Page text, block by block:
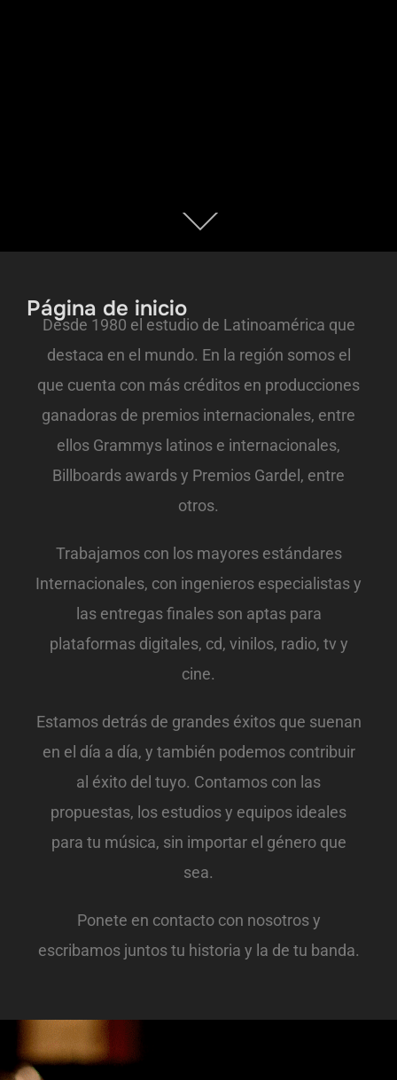
Página de inicio
Desde 1980 e l estudio de Latinoamérica que
destaca en el mundo. En la región somos el
que cuenta con más créditos en producciones
ganadoras de premios internacionales, entre
ellos Grammys latinos e internacionales,
Billboards awards y Premios Gardel, entre
otros.
Trabajamos con los mayores estándares
Internacionales, con ingenieros especialistas y
las entregas finales son aptas para
plataformas digitales, cd, vinilos, radio, tv y
cine.
Estamos detrás de grandes éxitos que suenan
en el día a día, y también podemos contribuir
al éxito del tuyo. Contamos con las
propuestas, los estudios y equipos ideales
para tu música, sin importar el género que
sea.
Ponete en contacto con nosotros y
escribamos juntos tu historia y la de tu banda.